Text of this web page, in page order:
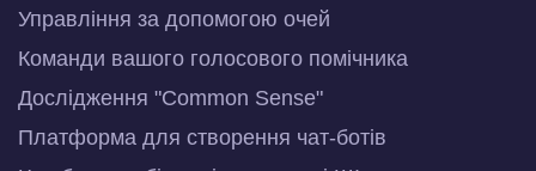
Управління за допомогою очей
Команди вашого голосового помічника
Дослідження "Common Sense"
Платформа для створення чат-ботів